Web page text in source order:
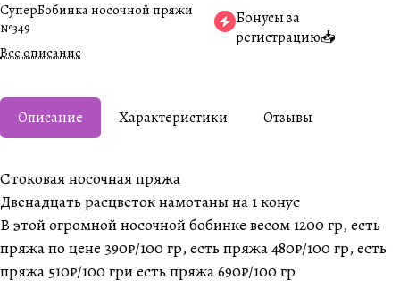
СуперБобинка носочной пряжи
№349
Все описание
Бонусы за
регистрацию📥
Описание Характеристики Отзывы
Стоковая носочная пряжа
Двенадцать расцветок намотаны на 1 конус
В этой огромной носочной бобинке весом 1200 гр, есть
пряжа по цене 390₽/100 гр, есть пряжа 480₽/100 гр, есть
пряжа 510₽/100 гри есть пряжа 690₽/100 гр